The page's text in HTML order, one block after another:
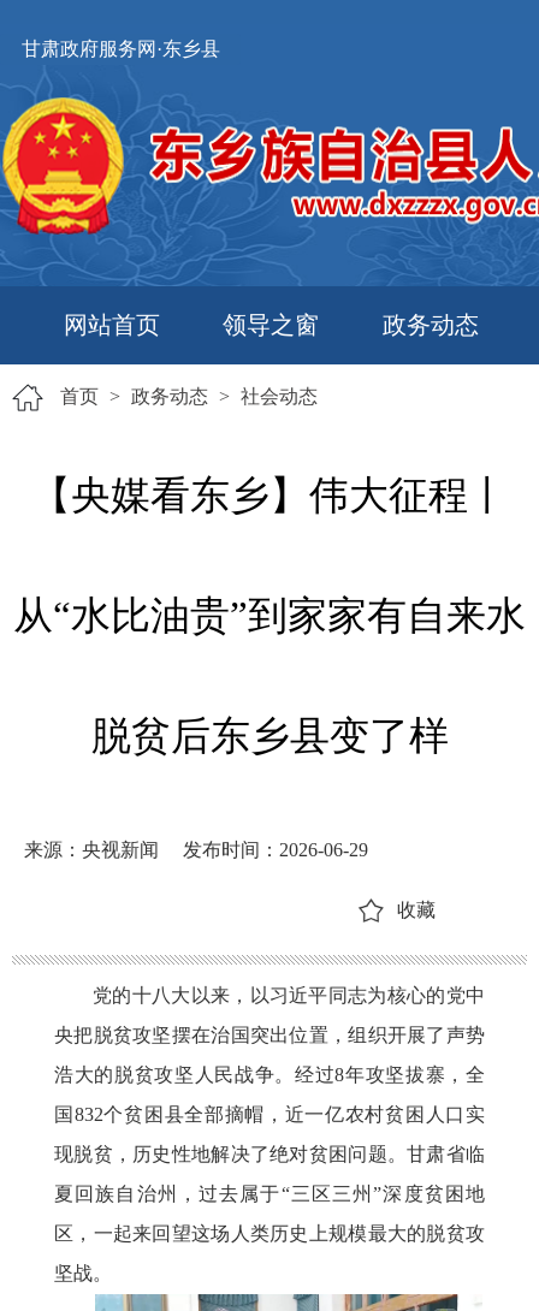
甘肃政府服务网·东乡县
网站首页 领导之窗 政务动态
首页 > 政务动态 > 社会动态
【央媒看东乡】伟大征程丨
从“水比油贵”到家家有自来水
脱贫后东乡县变了样
来源：央视新闻 发布时间：2026-06-29
收藏
党的十八大以来，以习近平同志为核心的党中
央把脱贫攻坚摆在治国突出位置，组织开展了声势
浩大的脱贫攻坚人民战争。经过8年攻坚拔寨，全
国832个贫困县全部摘帽，近一亿农村贫困人口实
现脱贫，历史性地解决了绝对贫困问题。甘肃省临
夏回族自治州，过去属于“三区三州”深度贫困地
区，一起来回望这场人类历史上规模最大的脱贫攻
坚战。